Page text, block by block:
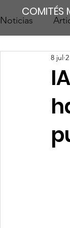
COMITÉS
Noticias
8 jul